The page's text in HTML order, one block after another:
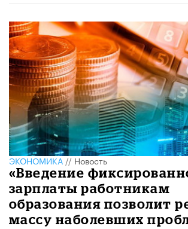
ЭКОНОМИКА//Новость
«Введение
зарплаты работникам
образования позволит
массу наболевших